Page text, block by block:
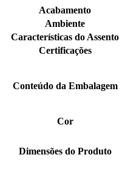
Acabamento
Ambiente
Características do Assento
Certificações
Conteúdo da Embalagem
Cor
Dimensões do Produto